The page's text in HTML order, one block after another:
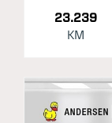
23.239
KM